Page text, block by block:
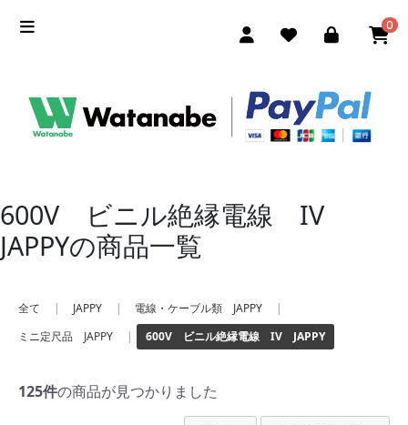
0
600V ビニル絶縁電線 IV
JAPPYの商品一覧
全て | JAPPY | 電線・ケーブル類 JAPPY
|
ミニ定尺品 JAPPY
| 600V ビニル絶縁電線 IV JAPPY
125件の商品が見つかりました